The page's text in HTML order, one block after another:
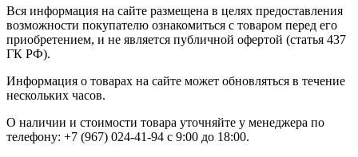
Вся информация на сайте размещена в целях предоставления
возможности покупателю ознакомиться с товаром перед его
приобретением, и не является публичной офертой (статья 437
ГК РФ).
Информация о товарах на сайте может обновляться в течение
нескольких часов.
О наличии и стоимости товара уточняйте у менеджера по
телефону: +7 (967) 024-41-94 с 9:00 до 18:00.